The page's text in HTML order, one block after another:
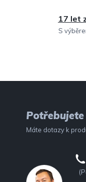
17 let
S
Máte dotazy k